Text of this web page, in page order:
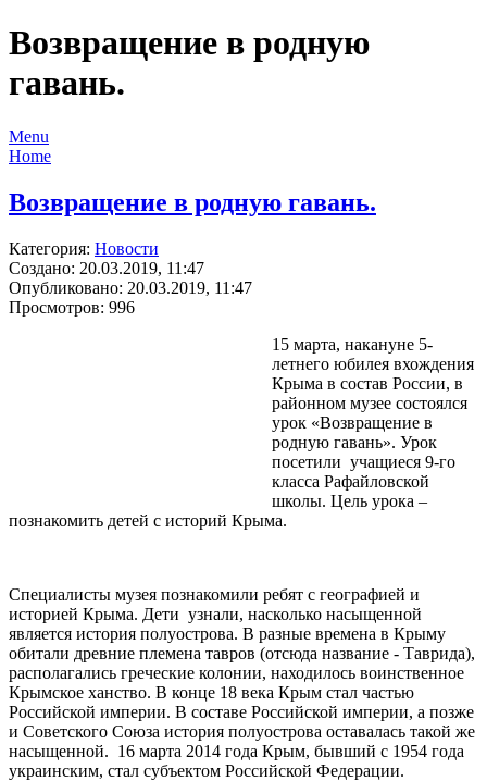
Возвращение в родную
гавань.
Menu
Home
Возвращение в родную гавань.
Категория: Новости
Создано: 20.03.2019, 11:47
Опубликовано: 20.03.2019, 11:47
Просмотров: 996
15 марта, накануне 5-
летнего юбилея вхождения
Крыма в состав России, в
районном музее состоялся
урок «Возвращение в
родную гавань». Урок
посетили учащиеся 9-го
класса Рафайловской
школы. Цель урока –
познакомить детей с историй Крыма.
Специалисты музея познакомили ребят с географией и
историей Крыма. Дети узнали, насколько насыщенной
является история полуострова. В разные времена в Крыму
обитали древние племена тавров (отсюда название - Таврида),
располагались греческие колонии, находилось воинственное
Крымское ханство. В конце 18 века Крым стал частью
Российской империи. В составе Российской империи, а позже
и Советского Союза история полуострова оставалась такой же
насыщенной. 16 марта 2014 года Крым, бывший с 1954 года
украинским, стал субъектом Российской Федерации.